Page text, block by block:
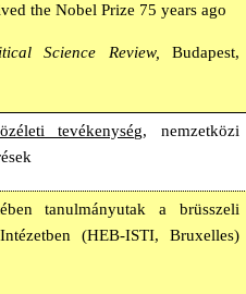
the Nobel Prize 75 years ago
Science Review,Budapest,
tevékenység, nemzetközi
tanulmányutak a brüsszeli
(HEB-ISTI, Bruxelles)